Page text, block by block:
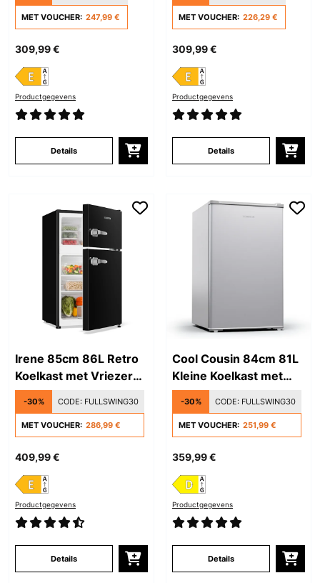
MET VOUCHER: 247,99 €
309,99 €
Productgegevens
Details
MET VOUCHER: 226,29 €
309,99 €
Productgegevens
Details
Irene 85cm 86L Retro
Koelkast met Vriezer
Zwart
-30% CODE: FULLSWING30
MET VOUCHER: 286,99 €
409,99 €
Productgegevens
Details
Cool Cousin 84cm 81L
Kleine Koelkast met
Vriesvak Zilver
-30% CODE: FULLSWING30
MET VOUCHER: 251,99 €
359,99 €
Productgegevens
Details